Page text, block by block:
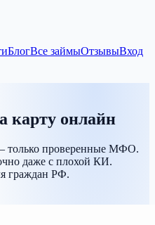
БлогВсе займыОтзывыВход
карту онлайн
только проверенные МФО.
даже с плохой КИ.
граждан РФ.